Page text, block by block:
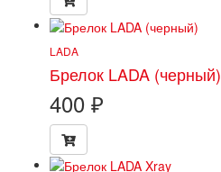
750 ₽.
LADA
Брелок LADA (черный)
400 ₽